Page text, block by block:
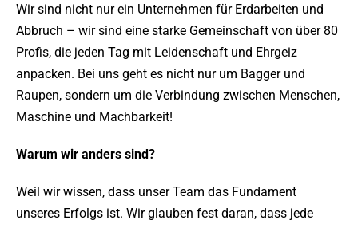
Wir sind nicht nur ein Unternehmen für Erdarbeiten und
Abbruch – wir sind eine starke Gemeinschaft von über 80
Profis, die jeden Tag mit Leidenschaft und Ehrgeiz
anpacken. Bei uns geht es nicht nur um Bagger und
Raupen, sondern um die Verbindung zwischen Menschen,
Maschine und Machbarkeit!
Warum wir anders sind?
Weil wir wissen, dass unser Team das Fundament
unseres Erfolgs ist. Wir glauben fest daran, dass jede